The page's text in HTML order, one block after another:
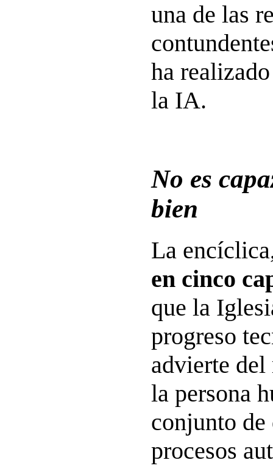
una de las
ha
la IA.
No es
bien
La
en cinco
que la
progreso
advierte
la persona
conjunto
procesos